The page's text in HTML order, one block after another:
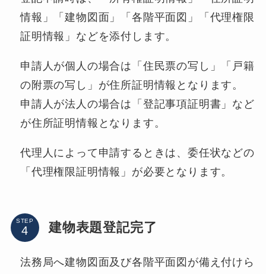
情報」「建物図面」「各階平面図」「代理権限
証明情報」などを添付します。
申請人が個人の場合は「住民票の写し」「戸籍
の附票の写し」が住所証明情報となります。
申請人が法人の場合は「登記事項証明書」など
が住所証明情報となります。
代理人によって申請するときは、委任状などの
「代理権限証明情報」が必要となります。
STEP 建物表題登記完了
法務局へ建物図面及び各階平面図が備え付けら